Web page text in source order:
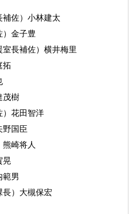
佐）小林建太
金子豊
長補佐）横井梅里
拓
茂樹
花田智洋
国臣
崎将人
晃
男
）大槻保宏